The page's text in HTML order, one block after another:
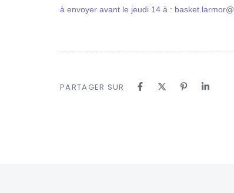
à envoyer avant le jeudi 14 à :
PARTAGER SUR